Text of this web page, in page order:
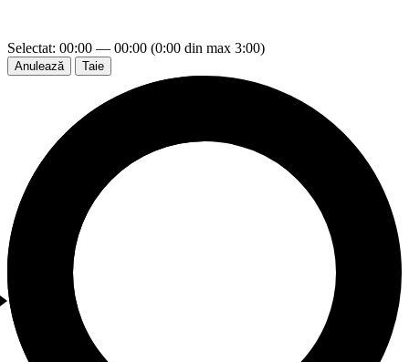
Selectat: 00:00 — 00:00 (0:00 din max 3:00)
Anulează Taie